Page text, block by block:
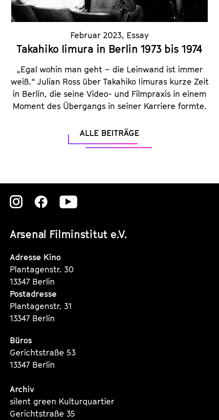
Februar 2023, Essay
Takahiko Iimura in Berlin 1973 bis 1974
„Egal wohin man geht – die Leinwand ist immer
weiß.“ Julian Ross über Takahiko Iimuras kurze Zeit
in Berlin, die seine Video- und Filmpraxis in einem
Moment des Übergangs in seiner Karriere formte.
ALLE BEITRÄGE
Arsenal Filminstitut e.V.
Zu
Instagram
Seite
Zu
Instagram
Seite
Zu
Instagram
Adresse Kino
Plantagenstr. 30
13347 Berlin
Postadresse
Plantagenstr. 31
13347 Berlin
Büros
Gerichtstraße 53
13347 Berlin
Archiv
silent green Kulturquartier
Gerichtstraße 35